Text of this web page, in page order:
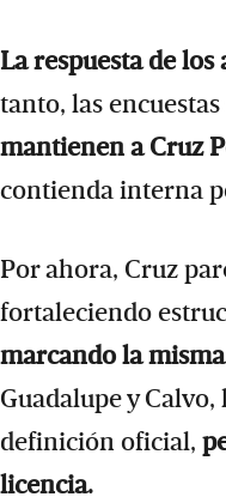
La respuesta de
tanto, las
mantienen a Cruz
contienda interna
Por ahora, Cruz
fortaleciendo
marcando la
Guadalupe y
definición oficial,
licencia.